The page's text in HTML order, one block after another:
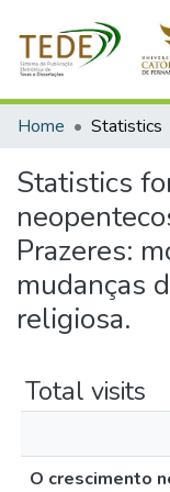
Communities &
Home Statistics
Statistics
Prazeres:
mudanças
religiosa.
Total visits
O crescimento